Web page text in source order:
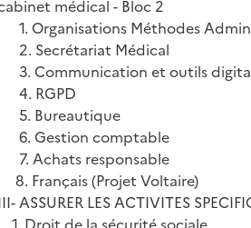
médical - Bloc 2
1. Organisations Méthodes
2. Secrétariat Médical
3. Communication et outils
4. RGPD
5. Bureautique
6. Gestion comptable
7. Achats responsable
8. Français (Projet Voltaire)
ASSURER LES ACTIVITES
1. Droit de la sécurité sociale